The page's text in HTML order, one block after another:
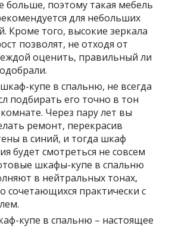
поэтому такая мебель
для небольших
Кроме того, высокие зеркала
позволят, не отходя от
оценить, правильный ли
купе в спальню, не всегда
подбирать его точно в тон
Через пару лет вы
ремонт, перекрасив
в синий, и тогда шкаф
будет смотреться не совсем
шкафы-купе в спальню
в нейтральных тонах,
сочетающихся практически с
купе в спальню – настоящее